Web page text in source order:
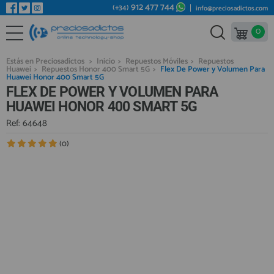
REPUESTOS MÓVILES
REPUESTOS TABLET
REPUESTOS RELOJES INTELIGENTES
REPUESTOS VIDEOCONSOLAS
REPUESTOS MACBOOK
REPUESTOS OTROS DISPOSITIVOS
Bienvenid@ otra vez
YA SOY CLIENTE
Recordarme
(+34) 912 477 744 info@preciosadictos.com
0
Estás en Preciosadictos > Inicio > Repuestos Móviles > Repuestos
Huawei > Repuestos Honor 400 Smart 5G > Flex De Power y Volumen Para
Huawei Honor 400 Smart 5G
FLEX DE POWER Y VOLUMEN PARA
HUAWEI HONOR 400 SMART 5G
Ref: 64648
(0)